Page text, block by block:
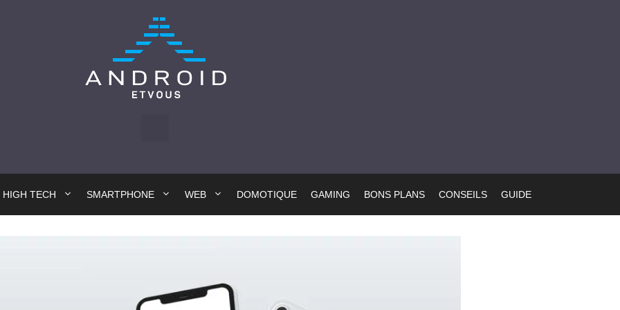
HIGH TECH SMARTPHONE WEB DOMOTIQUE GAMING BONS PLANS CONSEILS GUIDE